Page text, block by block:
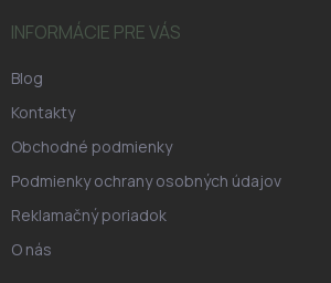
INFORMÁCIE PRE VÁS
Blog
Kontakty
Obchodné podmienky
Podmienky ochrany osobných údajov
Reklamačný poriadok
O nás